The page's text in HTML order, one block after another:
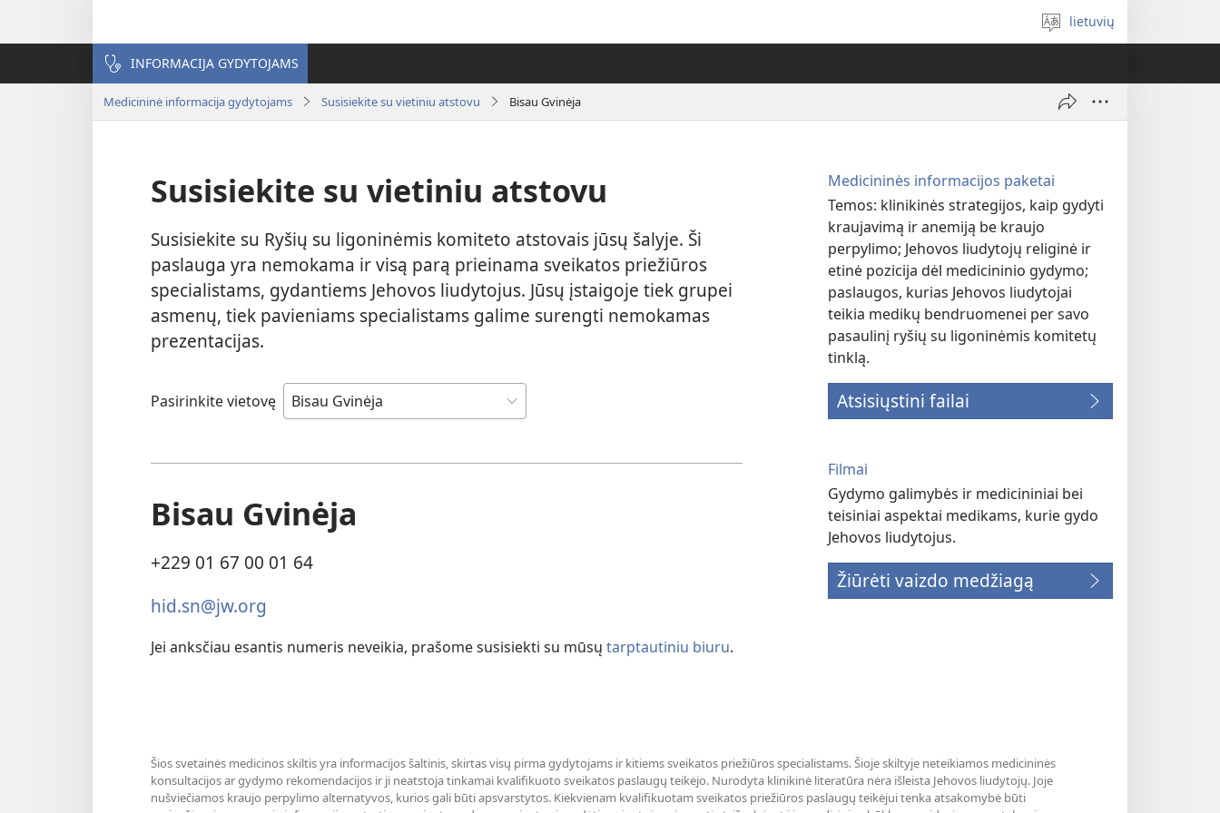
Pasirinkite
kalbą
lietuvių
INFORMACIJA GYDYTOJAMS
Medicininė informacija gydytojams Susisiekite su vietiniu atstovu Bisau Gvinėja
Susisiekite su vietiniu atstovu
Susisiekite su Ryšių su ligoninėmis komiteto atstovais jūsų šalyje. Ši
paslauga yra nemokama ir visą parą prieinama sveikatos priežiūros
specialistams, gydantiems Jehovos liudytojus. Jūsų įstaigoje tiek grupei
asmenų, tiek pavieniams specialistams galime surengti nemokamas
prezentacijas.
Pasirinkite vietovę
Bisau Gvinėja
+229 01 67 00 01 64
hid.sn@jw.org
Jei anksčiau esantis numeris neveikia, prašome susisiekti su mūsų tarptautiniu biuru.
Medicininės informacijos paketai
Temos: klinikinės strategijos, kaip gydyti
kraujavimą ir anemiją be kraujo
perpylimo; Jehovos liudytojų religinė ir
etinė pozicija dėl medicininio gydymo;
paslaugos, kurias Jehovos liudytojai
teikia medikų bendruomenei per savo
pasaulinį ryšių su ligoninėmis komitetų
tinklą.
Atsisiųstini failai
Filmai
Gydymo galimybės ir medicininiai bei
teisiniai aspektai medikams, kurie gydo
Jehovos liudytojus.
Žiūrėti vaizdo medžiagą
Šios svetainės medicinos skiltis yra informacijos šaltinis, skirtas visų pirma gydytojams ir kitiems sveikatos priežiūros specialistams. Šioje skiltyje neteikiamos medicininės
konsultacijos ar gydymo rekomendacijos ir ji neatstoja tinkamai kvalifikuoto sveikatos paslaugų teikėjo. Nurodyta klinikinė literatūra nėra išleista Jehovos liudytojų. Joje
nušviečiamos kraujo perpylimo alternatyvos, kurios gali būti apsvarstytos. Kiekvienam kvalifikuotam sveikatos priežiūros paslaugų teikėjui tenka atsakomybė būti